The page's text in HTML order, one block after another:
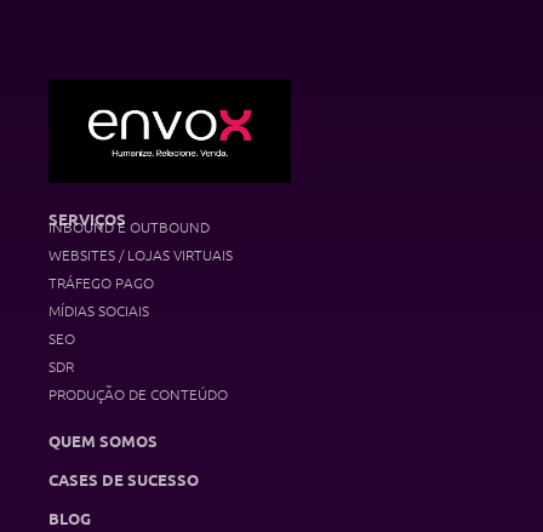
SERVIÇOS
INBOUND E OUTBOUND
WEBSITES / LOJAS VIRTUAIS
TRÁFEGO PAGO
MÍDIAS SOCIAIS
SEO
SDR
PRODUÇÃO DE CONTEÚDO
QUEM SOMOS
CASES DE SUCESSO
BLOG